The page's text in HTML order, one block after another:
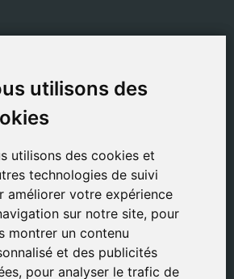
utilisons des
utilisons des cookies et
technologies de suivi
améliorer votre expérience
sur notre site, pour
montrer un contenu
et des publicités
pour analyser le trafic de
utilisons des
utilisons des cookies et
technologies de suivi
améliorer votre expérience
sur notre site, pour
montrer un contenu
et des publicités
pour analyser le trafic de
6, 28770 Colmenar Viejo,